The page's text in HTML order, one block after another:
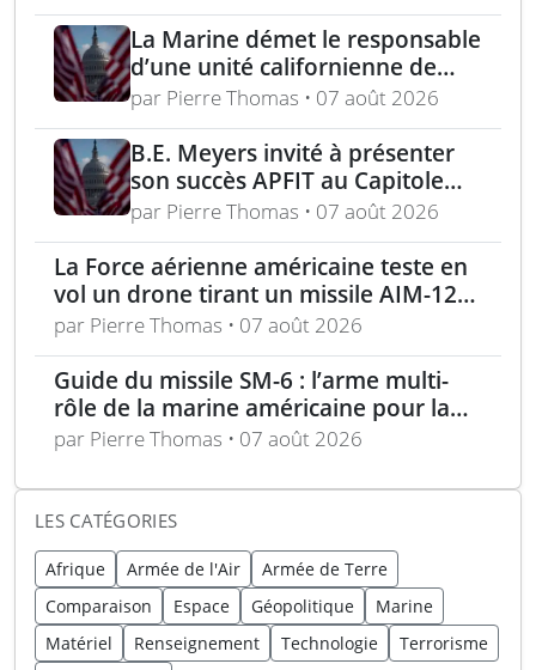
La Marine démet le responsable
d’une unité californienne de
formation médicale
par Pierre Thomas • 07 août 2026
B.E. Meyers invité à présenter
son succès APFIT au Capitole
devant le Congrès et le
Pentagone
par Pierre Thomas • 07 août 2026
La Force aérienne américaine teste en
vol un drone tirant un missile AIM-120
en conditions réelles
par Pierre Thomas • 07 août 2026
Guide du missile SM-6 : l’arme multi-
rôle de la marine américaine pour la
guerre moderne
par Pierre Thomas • 07 août 2026
LES CATÉGORIES
Afrique Armée de l'Air
Armée de Terre
Comparaison
Espace Géopolitique
Marine
Matériel
Renseignement Technologie
Terrorisme